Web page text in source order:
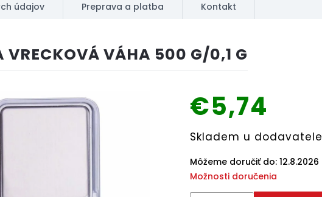
údajov Preprava a platba Kontakt
VRECKOVÁ VÁHA 500 G/0,1 G
€5,74
cena:
Skladem u dodavatele
Môžeme doručiť do: 12.8.2026
Možnosti doručenia